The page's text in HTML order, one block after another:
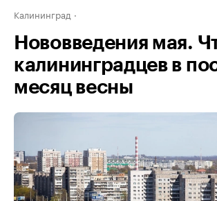
Калининград
Нововведения мая.
калининградцев в
месяц весны